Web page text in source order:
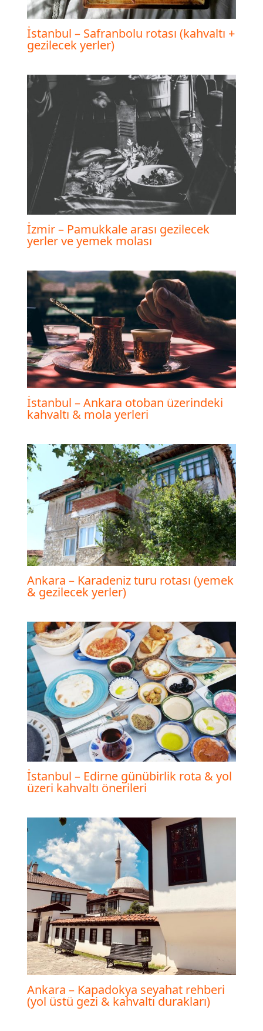
İstanbul – Safranbolu rotası (kahvaltı +
gezilecek yerler)
İzmir – Pamukkale arası gezilecek
yerler ve yemek molası
İstanbul – Ankara otoban üzerindeki
kahvaltı & mola yerleri
Ankara – Karadeniz turu rotası (yemek
& gezilecek yerler)
İstanbul – Edirne günübirlik rota & yol
üzeri kahvaltı önerileri
Ankara – Kapadokya seyahat rehberi
(yol üstü gezi & kahvaltı durakları)